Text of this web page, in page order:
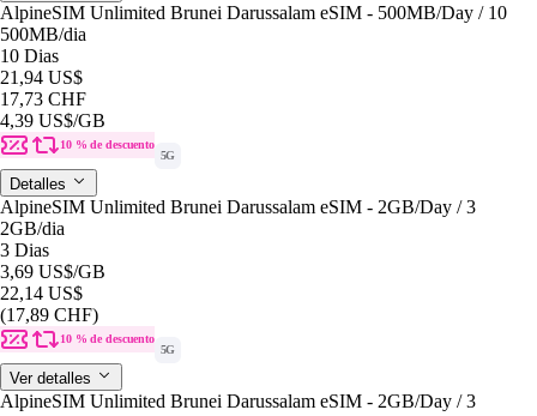
AlpineSIM Unlimited Brunei Darussalam eSIM - 500MB/Day / 10
500MB/dia
10 Dias
21,94 US$
17,73 CHF
4,39 US$/GB
10 % de descuento
5G
Detalles
AlpineSIM Unlimited Brunei Darussalam eSIM - 2GB/Day / 3
2GB/dia
3 Dias
3,69 US$/GB
22,14 US$
(17,89 CHF)
10 % de descuento
5G
Ver detalles
AlpineSIM Unlimited Brunei Darussalam eSIM - 2GB/Day / 3